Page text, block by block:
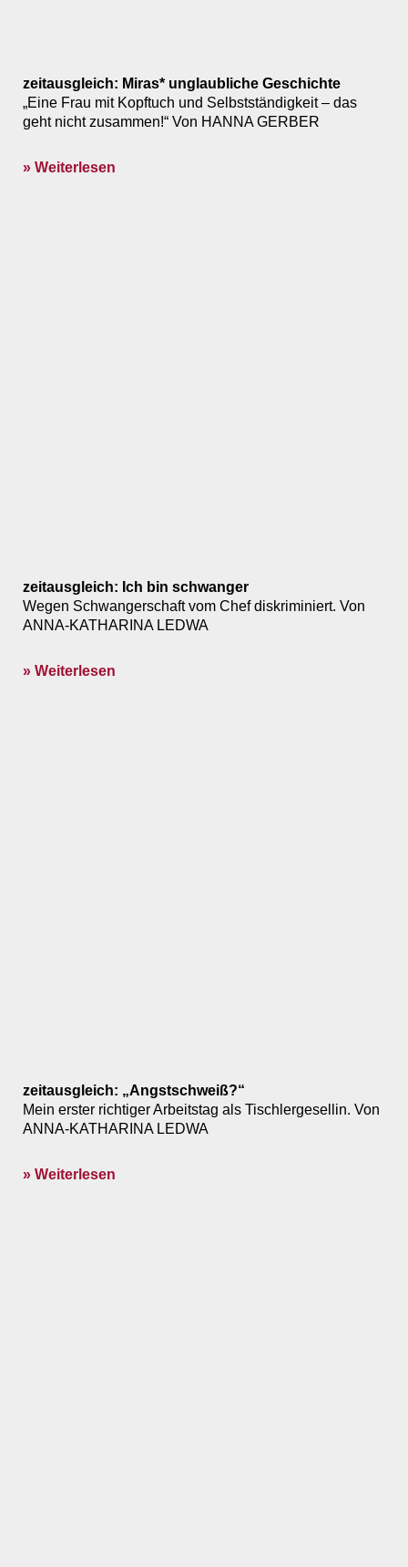
zeitausgleich: Miras* unglaubliche Geschichte
„Eine Frau mit Kopftuch und Selbstständigkeit – das
geht nicht zusammen!“ Von HANNA GERBER
» Weiterlesen
zeitausgleich: Ich bin schwanger
Wegen Schwangerschaft vom Chef diskriminiert. Von
ANNA-KATHARINA LEDWA
» Weiterlesen
zeitausgleich: „Angstschweiß?“
Mein erster richtiger Arbeitstag als Tischlergesellin. Von
ANNA-KATHARINA LEDWA
» Weiterlesen